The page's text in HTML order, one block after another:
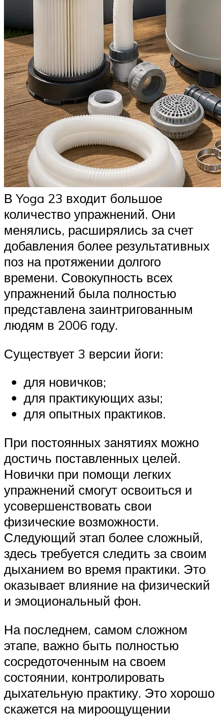
В Yoga 23 входит большое
количество упражнений. Они
менялись, расширялись за счет
добавления более результативных
поз на протяжении долгого
времени. Совокупность всех
упражнений была полностью
представлена заинтригованным
людям в 2006 году.
Существует 3 версии йоги:
для новичков;
для практикующих азы;
для опытных практиков.
При постоянных занятиях можно
достичь поставленных целей.
Новички при помощи легких
упражнений смогут освоиться и
усовершенствовать свои
физические возможности.
Следующий этап более сложный,
здесь требуется следить за своим
дыханием во время практики. Это
оказывает влияние на физический
и эмоциональный фон.
На последнем, самом сложном
этапе, важно быть полностью
сосредоточенным на своем
состоянии, контролировать
дыхательную практику. Это хорошо
скажется на мироощущении